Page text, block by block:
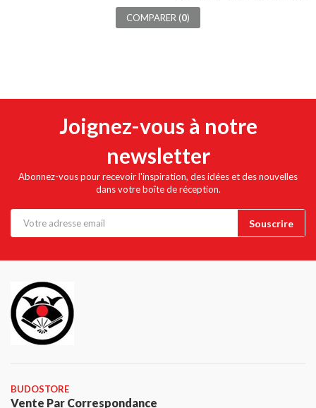
COMPARER (0)
Joignez-vous à notre
newsletter
Abonnez-vous pour recevoir l'inspiration, des idées et des nouvelles
dans votre boîte de réception.
BUDOSTORE
Vente Par Correspondance